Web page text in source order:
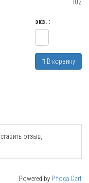
102
экз. :
В корзину
отзыв,
Powered by Phoca Cart